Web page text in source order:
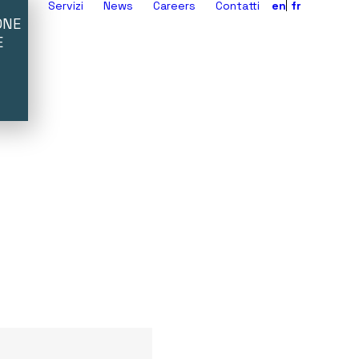
Servizi News Careers Contatti en fr